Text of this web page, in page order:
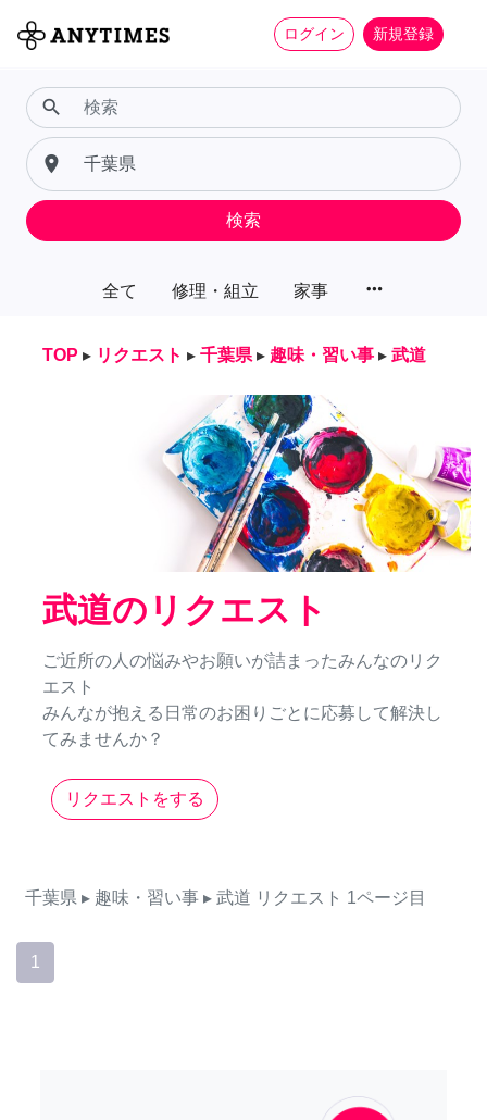
ログイン 新規登録
全て 修理・組立 家事 more_horiz
search
place
検索
TOP ▸ リクエスト ▸ 千葉県 ▸ 趣味・習い事 ▸ 武道
武道のリクエスト
ご近所の人の悩みやお願いが詰まったみんなのリク
エスト
みんなが抱える日常のお困りごとに応募して解決し
てみませんか？
リクエストをする
千葉県 ▸ 趣味・習い事 ▸ 武道 リクエスト 1ページ目
1